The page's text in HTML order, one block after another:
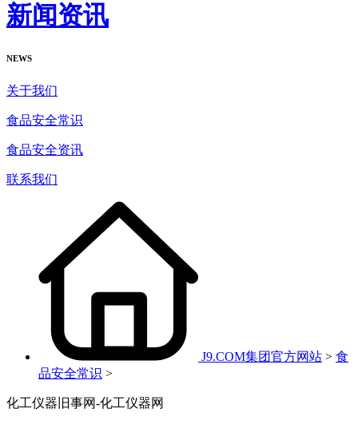
新闻资讯
NEWS
关于我们
食品安全常识
食品安全资讯
联系我们
J9.COM集团官方网站 > 食
品安全常识 >
化工仪器旧事网-化工仪器网